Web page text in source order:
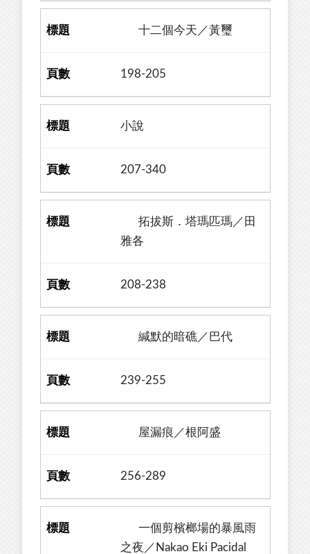
十二個今天／黃璽
198-205
小說
207-340
拓拔斯．塔瑪匹瑪／田
雅各
208-238
緘默的暗礁／巴代
239-255
屋漏痕／根阿盛
256-289
一個剪檳榔場的暴風雨
之夜／Nakao Eki Pacidal